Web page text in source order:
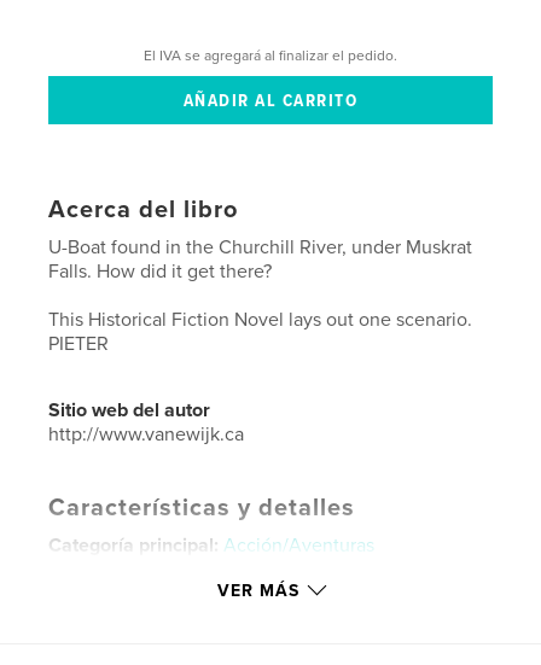
El IVA se agregará al finalizar el pedido.
Acerca del libro
U-Boat found in the Churchill River, under Muskrat
Falls. How did it get there?
This Historical Fiction Novel lays out one scenario.
PIETER
Sitio web del autor
http://www.vanewijk.ca
Características y detalles
Categoría principal: Acción/Aventuras
Categorías adicionales Historia ,Canadá
VER MÁS